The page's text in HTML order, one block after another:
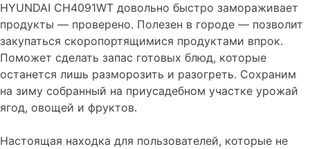
HYUNDAI CH4091WT довольно быстро замораживает
продукты — проверено. Полезен в городе — позволит
закупаться скоропортящимися продуктами впрок.
Поможет сделать запас готовых блюд, которые
останется лишь разморозить и разогреть. Сохраним
на зиму собранный на приусадебном участке урожай
ягод, овощей и фруктов.
Настоящая находка для пользователей, которые не